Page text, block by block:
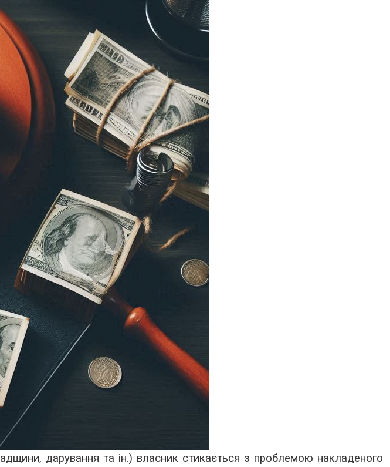
дарування та ін.) власник стикається з проблемою накладеного